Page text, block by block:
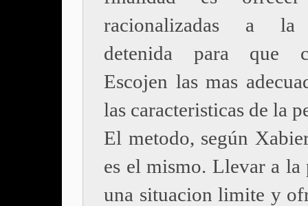
racionalizadas a la
detenida para que
Escojen las mas
las caracteristicas de la
El metodo, según
es el mismo. Llevar a la
una situacion limite y